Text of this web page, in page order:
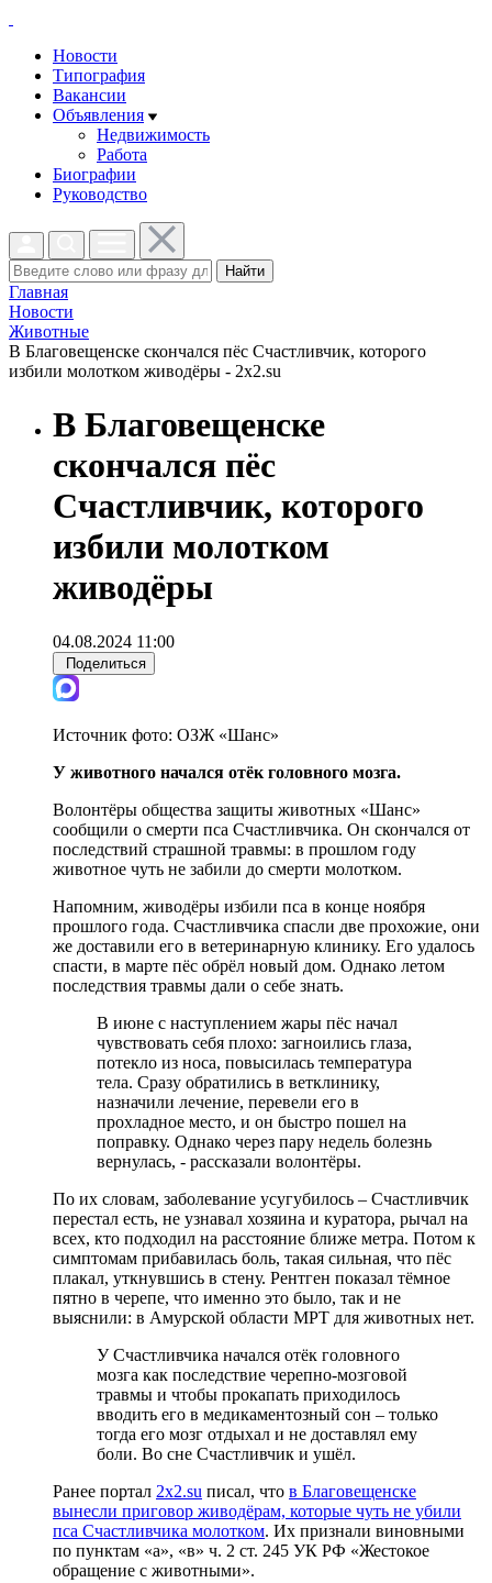
Новости
Типография
Вакансии
Объявления
Недвижимость
Работа
Биографии
Руководство
Найти
Главная
Новости
Животные
В Благовещенске скончался пёс Счастливчик, которого
избили молотком живодёры - 2x2.su
В Благовещенске
скончался пёс
Счастливчик, которого
избили молотком
живодёры
04.08.2024 11:00
Поделиться
Источник фото: ОЗЖ «Шанс»
У животного начался отёк головного мозга.
Волонтёры общества защиты животных «Шанс»
сообщили о смерти пса Счастливчика. Он скончался от
последствий страшной травмы: в прошлом году
животное чуть не забили до смерти молотком.
Напомним, живодёры избили пса в конце ноября
прошлого года. Счастливчика спасли две прохожие, они
же доставили его в ветеринарную клинику. Его удалось
спасти, в марте пёс обрёл новый дом. Однако летом
последствия травмы дали о себе знать.
В июне с наступлением жары пёс начал
чувствовать себя плохо: загноились глаза,
потекло из носа, повысилась температура
тела. Сразу обратились в ветклинику,
назначили лечение, перевели его в
прохладное место, и он быстро пошел на
поправку. Однако через пару недель болезнь
вернулась, - рассказали волонтёры.
По их словам, заболевание усугубилось – Счастливчик
перестал есть, не узнавал хозяина и куратора, рычал на
всех, кто подходил на расстояние ближе метра. Потом к
симптомам прибавилась боль, такая сильная, что пёс
плакал, уткнувшись в стену. Рентген показал тёмное
пятно в черепе, что именно это было, так и не
выяснили: в Амурской области МРТ для животных нет.
У Счастливчика начался отёк головного
мозга как последствие черепно-мозговой
травмы и чтобы прокапать приходилось
вводить его в медикаментозный сон – только
тогда его мозг отдыхал и не доставлял ему
боли. Во сне Счастливчик и ушёл.
Ранее портал 2x2.su писал, что в Благовещенске
вынесли приговор живодёрам, которые чуть не убили
пса Счастливчика молотком. Их признали виновными
по пунктам «а», «в» ч. 2 ст. 245 УК РФ «Жестокое
обращение с животными».